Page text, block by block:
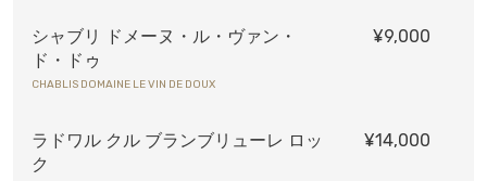
シャブリ ドメーヌ・ル・ヴァン・
ド・ドゥ
¥9,000
CHABLIS DOMAINE LE VIN DE DOUX
ラドワル クル ブランブリューレ ロッ
ク
¥14,000